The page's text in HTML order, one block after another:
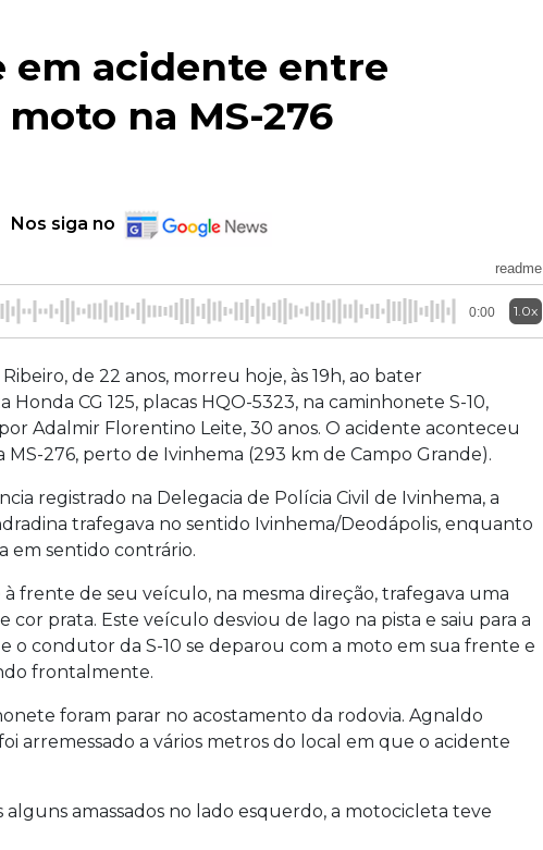
em acidente entre
na MS-276
Nos siga no
readme
0:00 1.0x
de 22 anos, morreu hoje, às 19h, ao bater
CG 125, placas HQO-5323, na caminhonete S-10,
Adalmir Florentino Leite, 30 anos. O acidente aconteceu
276, perto de Ivinhema (293 km de Campo Grande).
registrado na Delegacia de Polícia Civil de Ivinhema, a
trafegava no sentido Ivinhema/Deodápolis, enquanto
em sentido contrário.
frente de seu veículo, na mesma direção, trafegava uma
cor prata. Este veículo desviou de lago na pista e saiu para a
o condutor da S-10 se deparou com a moto em sua frente e
frontalmente.
foram parar no acostamento da rodovia. Agnaldo
arremessado a vários metros do local em que o acidente
alguns amassados no lado esquerdo, a motocicleta teve